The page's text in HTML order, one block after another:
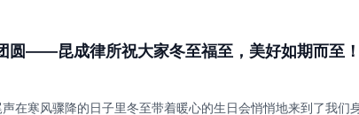
圆——昆成律所祝大家冬至福至，美好如期而至！
在寒风骤降的日子里冬至带着暖心的生日会悄悄地来到了我